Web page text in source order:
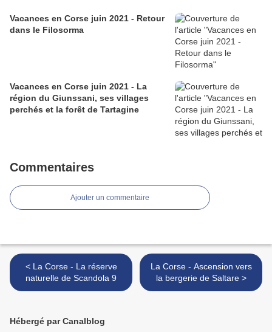
Vacances en Corse juin 2021 - Retour
dans le Filosorma
Vacances en Corse juin 2021 - La
région du Giunssani, ses villages
perchés et la forêt de Tartagine
Commentaires
Ajouter un commentaire
< La Corse - La réserve
naturelle de Scandola 9
La Corse - Ascension vers
la bergerie de Saltare >
Hébergé par Canalblog